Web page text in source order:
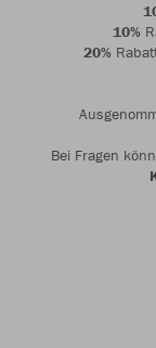
10%
20%
Bei Fragen